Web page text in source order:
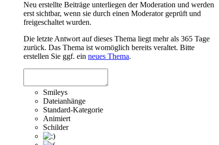
Neu erstellte Beiträge unterliegen der Moderation und werden
erst sichtbar, wenn sie durch einen Moderator geprüft und
freigeschaltet wurden.
Die letzte Antwort auf dieses Thema liegt mehr als 365 Tage
zurück. Das Thema ist womöglich bereits veraltet. Bitte
erstellen Sie ggf. ein neues Thema.
Smileys
Dateianhänge
Standard-Kategorie
Animiert
Schilder